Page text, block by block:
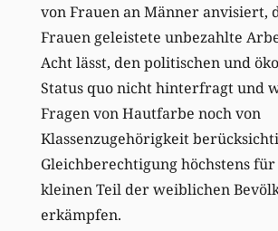
von Frauen an Männer anvisiert,
Frauen geleistete unbezahlte
Acht lässt, den politischen und
Status quo nicht hinterfragt und
Fragen von Hautfarbe noch von
Klassenzugehörigkeit
Gleichberechtigung höchstens
kleinen Teil der weiblichen
erkämpfen.